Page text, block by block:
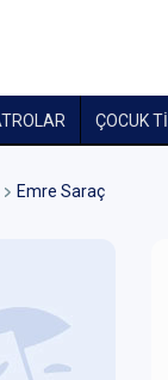
ÇOCUK
Emre Saraç